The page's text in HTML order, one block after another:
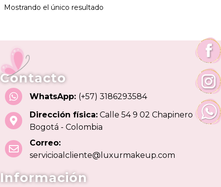
Mostrando el único resultado
Contacto
WhatsApp: (+57) 3186293584
Dirección física: Calle 54 9 02 Chapinero
Bogotá - Colombia
Correo:
servicioalcliente@luxurmakeup.com
Información